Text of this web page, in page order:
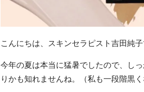
こんにちは、スキンセラピスト吉田純子
今年の夏は本当に猛暑でしたので、し
りかも知れませんね。（私も一段階黒く